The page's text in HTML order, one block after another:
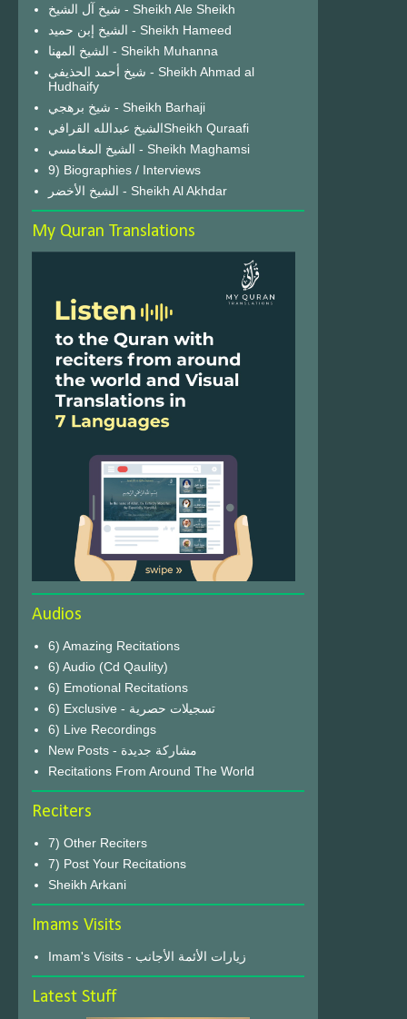
شيخ آل الشيخ - Sheikh Ale Sheikh
الشيخ إبن حميد - Sheikh Hameed
الشيخ المهنا - Sheikh Muhanna
شيخ أحمد الحذيفي - Sheikh Ahmad al
Hudhaify
شيخ برهجي - Sheikh Barhaji
الشيخ عبدالله القرافيSheikh Quraafi
الشيخ المغامسي - Sheikh Maghamsi
9) Biographies / Interviews
الشيخ الأخضر - Sheikh Al Akhdar
My Quran Translations
Audios
6) Amazing Recitations
6) Audio (Cd Qaulity)
6) Emotional Recitations
6) Exclusive - تسجيلات حصرية
6) Live Recordings
New Posts - مشاركة جديدة
Recitations From Around The World
Reciters
7) Other Reciters
7) Post Your Recitations
Sheikh Arkani
Imams Visits
Imam's Visits - زيارات الأئمة الأجانب
Latest Stuff